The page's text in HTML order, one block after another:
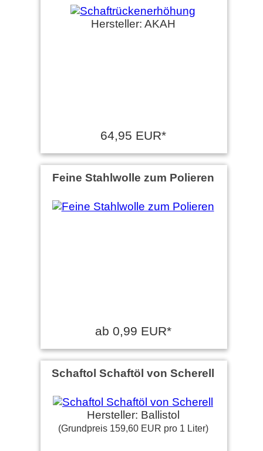
Hersteller: AKAH
64,95 EUR*
Feine Stahlwolle zum Polieren
ab 0,99 EUR*
Schaftol Schaftöl von Scherell
Hersteller: Ballistol
(Grundpreis 159,60 EUR pro 1 Liter)